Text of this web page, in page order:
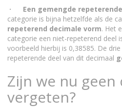
· Een gemengde
categorie is bijna hetzelfde als de
repeterend decimale vorm. Het
categorie een niet-repeterend deel
voorbeeld hierbij is 0,38585. De
repeterende deel van dit decimaal
Zijn we nu geen
vergeten?